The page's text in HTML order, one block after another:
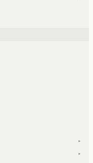
▾
▾